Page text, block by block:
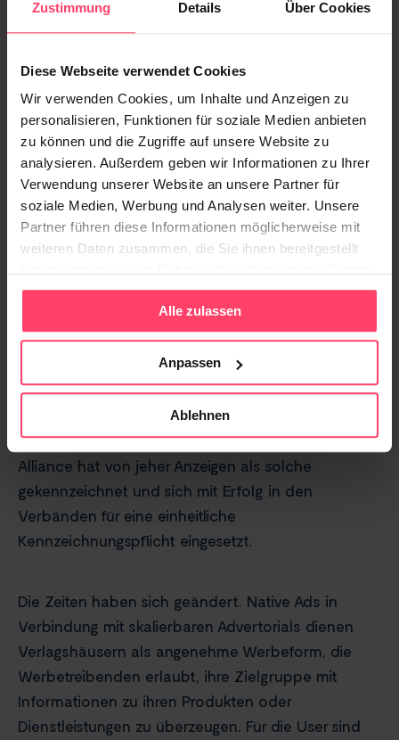
Zustimmung Details Über Cookies
Diese Webseite verwendet Cookies
Wir verwenden Cookies, um Inhalte und Anzeigen zu
personalisieren, Funktionen für soziale Medien anbieten
zu können und die Zugriffe auf unsere Website zu
analysieren. Außerdem geben wir Informationen zu Ihrer
Verwendung unserer Website an unsere Partner für
soziale Medien, Werbung und Analysen weiter. Unsere
Partner führen diese Informationen möglicherweise mit
weiteren Daten zusammen, die Sie ihnen bereitgestellt
gesammelt haben.
Alle zulassen
Anpassen
Ablehnen
Obwohl früher insbesondere bei großen
Verlagshäusern native Anzeigen verpönt waren, sind
sie inzwischen zu einer Selbstverständlichkeit in
ihrem Werbeportfolio geworden. Der anfänglich
etwas missverstandene Start der Native Ads ist
Kennzeichnungspflicht gab. Einige Anbieter
verzichteten auf den eindeutigen Hinweis, dass es
sich um eine Anzeige handelte, sodass für den User
mitunter nicht eindeutig erkennbar war, dass es sich
bei der Anzeige eben nicht um redaktionellen Inhalt
handelt. So haftete dem Native Advertising teilweise
das Etikett der Schleichwerbung an. Seeding
Alliance hat von jeher Anzeigen als solche
gekennzeichnet und sich mit Erfolg in den
Verbänden für eine einheitliche
Kennzeichnungspflicht eingesetzt.
Die Zeiten haben sich geändert. Native Ads in
Verbindung mit skalierbaren Advertorials dienen
Verlagshäusern als angenehme Werbeform, die
Werbetreibenden erlaubt, ihre Zielgruppe mit
Informationen zu ihren Produkten oder
Dienstleistungen zu überzeugen. Für die User sind